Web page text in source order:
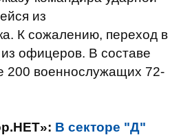
из
К сожалению, переход в
офицеров. В составе
200 военнослужащих 72-
В секторе "Д"